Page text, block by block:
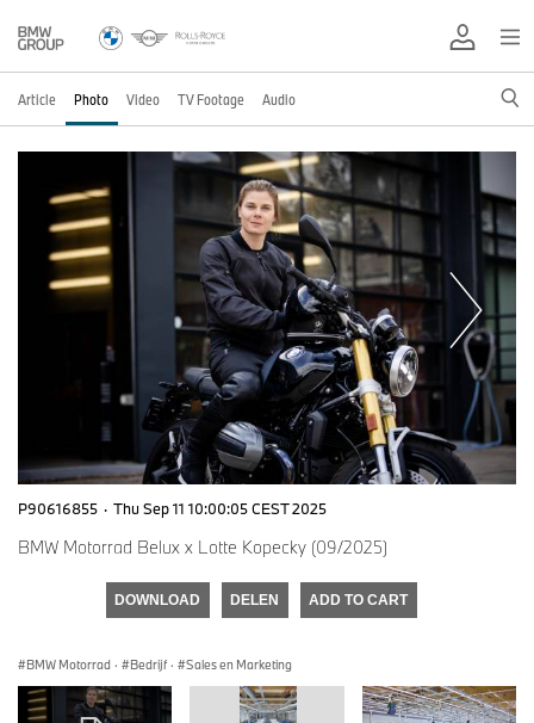
Article Photo Video TV Footage Audio
P90616855 · Thu Sep 11 10:00:05 CEST 2025
BMW Motorrad Belux x Lotte Kopecky (09/2025)
DOWNLOAD DELEN ADD TO CART
BMW Motorrad · Bedrijf · Sales en Marketing